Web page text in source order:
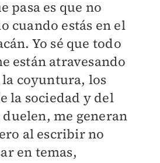
pasa es que no
cuando estás en el
Yo sé que todo
están atravesando
coyuntura, los
la sociedad y del
me generan
al escribir no
en temas,